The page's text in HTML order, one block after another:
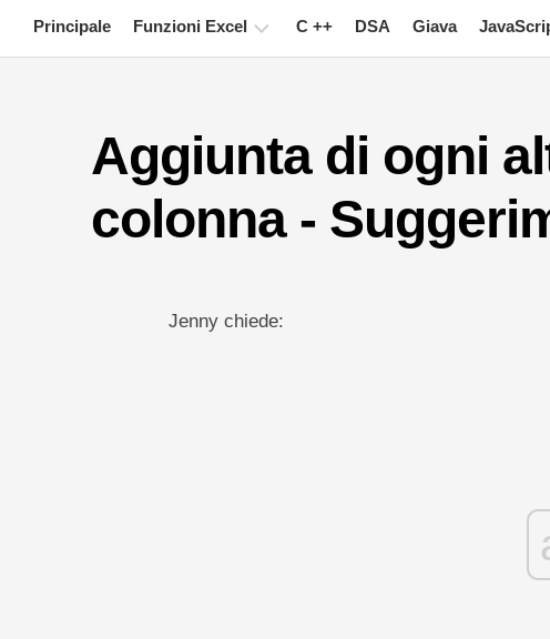
content
Principale Funzioni Excel
Suggerimenti
su
Excel
Formula
Tasti
C ++ DSA Giava
Aggiunta di ogni
colonna -
Jenny chiede: